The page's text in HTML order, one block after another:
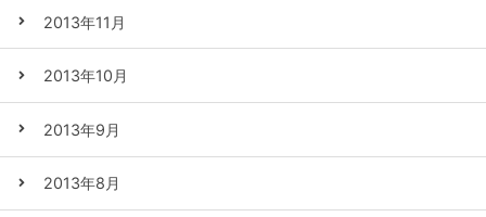
2013年11月
2013年10月
2013年9月
2013年8月